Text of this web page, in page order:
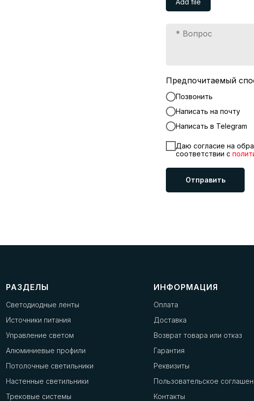
Add file
Предпочитаемый
Позвонить
Написать на почту
Написать в Telegram
Даю согласие на
соответствии с
Отправить
РАЗДЕЛЫ
Светодиодные ленты
Источники питания
Управление светом
Алюминиевые профили
Потолочные светильники
Настенные светильники
Трековые системы
ИНФОРМАЦИЯ
Оплата
Доставка
Возврат товара или отказ
Гарантия
Реквизиты
Пользовательское
Контакты